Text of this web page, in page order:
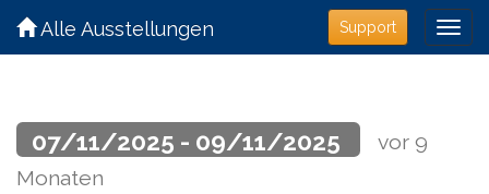
Support
Alle Ausstellungen
07/11/2025 - 09/11/2025
vor 9
Monaten